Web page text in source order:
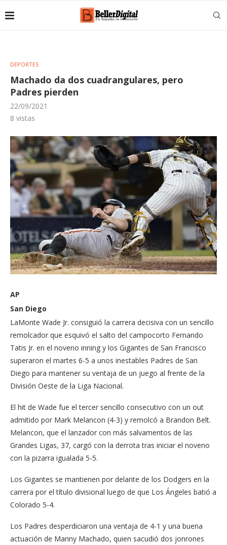
DEPORTES
Machado da dos cuadrangulares, pero
Padres pierden
22/09/2021
8 vistas
AP
San Diego
LaMonte Wade Jr. consiguió la carrera decisiva con un sencillo
remolcador que esquivó el salto del campocorto Fernando
Tatis Jr. en el noveno inning y los Gigantes de San Francisco
superaron el martes 6-5 a unos inestables Padres de San
Diego para mantener su ventaja de un juego al frente de la
División Oeste de la Liga Nacional.
El hit de Wade fue el tercer sencillo consecutivo con un out
admitido por Mark Melancon (4-3) y remolcó a Brandon Belt.
Melancon, que el lanzador con más salvamentos de las
Grandes Ligas, 37, cargó con la derrota tras iniciar el noveno
con la pizarra igualada 5-5.
Los Gigantes se mantienen por delante de los Dodgers en la
carrera por el título divisional luego de que Los Ángeles batió a
Colorado 5-4.
Los Padres desperdiciaron una ventaja de 4-1 y una buena
actuación de Manny Machado, quien sacudió dos jonrones